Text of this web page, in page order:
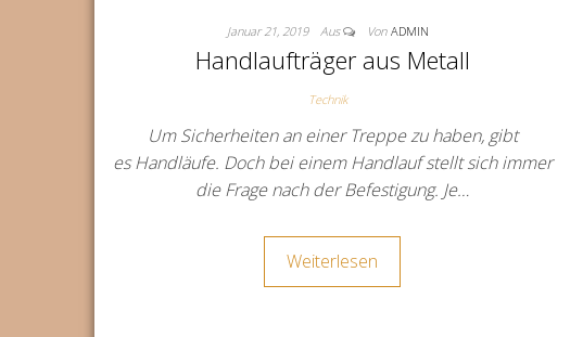
Januar 21, 2019 Aus Von ADMIN
Handlaufträger aus Metall
Technik
Um Sicherheiten an einer Treppe zu haben, gibt
es Handläufe. Doch bei einem Handlauf stellt sich immer
die Frage nach der Befestigung. Je…
Weiterlesen